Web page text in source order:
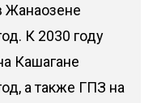
Жанаозене
К 2030 году
Кашагане
а также ГПЗ на